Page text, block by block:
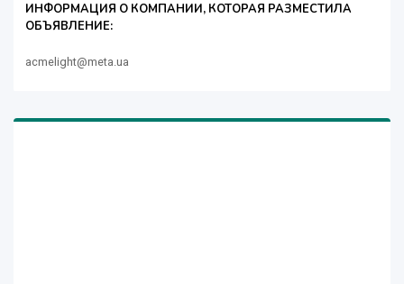
ИНФОРМАЦИЯ О КОМПАНИИ, КОТОРАЯ РАЗМЕСТИЛА
ОБЪЯВЛЕНИЕ:
acmelight@meta.ua